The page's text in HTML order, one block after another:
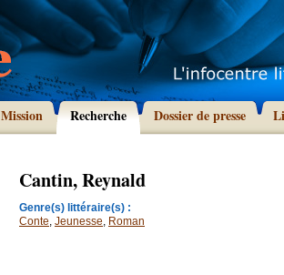
Mission Recherche Dossier de presse
Cantin, Reynald
Genre(s) littéraire(s) :
Conte, Jeunesse, Roman